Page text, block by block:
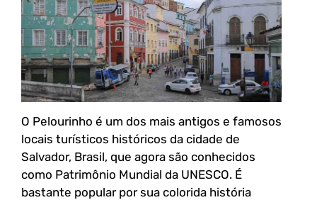
O Pelourinho é um dos mais antigos e famosos
locais turísticos históricos da cidade de
Salvador, Brasil, que agora são conhecidos
como Patrimônio Mundial da UNESCO. É
bastante popular por sua colorida história